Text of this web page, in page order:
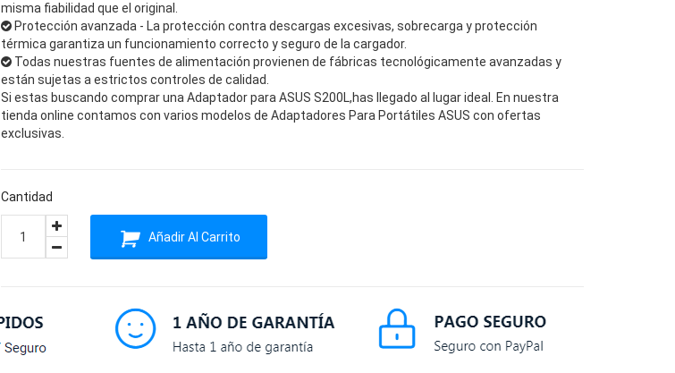
misma fiabilidad que el original.
Protección avanzada - La protección contra descargas excesivas, sobrecarga y protección
térmica garantiza un funcionamiento correcto y seguro de la cargador.
Todas nuestras fuentes de alimentación provienen de fábricas tecnológicamente avanzadas y
están sujetas a estrictos controles de calidad.
Si estas buscando comprar una Adaptador para ASUS S200L,has llegado al lugar ideal. En nuestra
tienda online contamos con varios modelos de Adaptadores Para Portátiles ASUS con ofertas
exclusivas.
Cantidad
Añadir Al Carrito